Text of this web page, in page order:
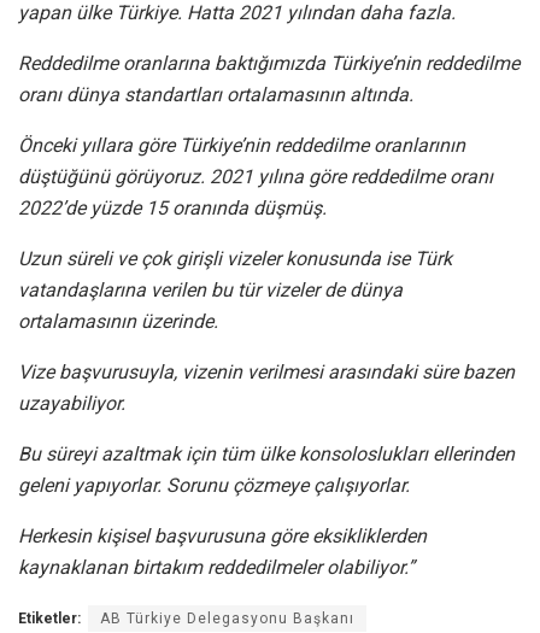
yapan ülke Türkiye. Hatta 2021 yılından daha fazla.
Reddedilme oranlarına baktığımızda Türkiye’nin reddedilme
oranı dünya standartları ortalamasının altında.
Önceki yıllara göre Türkiye’nin reddedilme oranlarının
düştüğünü görüyoruz. 2021 yılına göre reddedilme oranı
2022’de yüzde 15 oranında düşmüş.
Uzun süreli ve çok girişli vizeler konusunda ise Türk
vatandaşlarına verilen bu tür vizeler de dünya
ortalamasının üzerinde.
Vize başvurusuyla, vizenin verilmesi arasındaki süre bazen
uzayabiliyor.
Bu süreyi azaltmak için tüm ülke konsoloslukları ellerinden
geleni yapıyorlar. Sorunu çözmeye çalışıyorlar.
Herkesin kişisel başvurusuna göre eksikliklerden
kaynaklanan birtakım reddedilmeler olabiliyor.”
Etiketler: AB Türkiye Delegasyonu Başkanı